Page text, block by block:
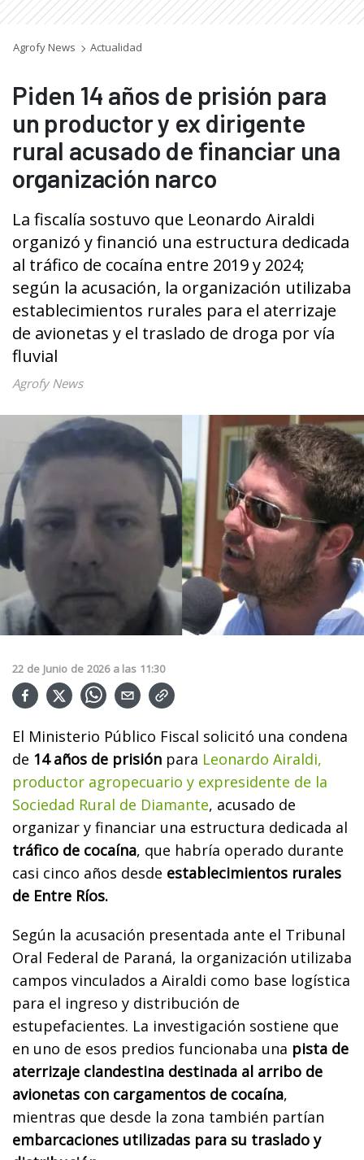
Agrofy News Actualidad
Piden 14 años de prisión para
un productor y ex dirigente
rural acusado de financiar una
organización narco
La fiscalía sostuvo que Leonardo Airaldi
organizó y financió una estructura dedicada
al tráfico de cocaína entre 2019 y 2024;
según la acusación, la organización utilizaba
establecimientos rurales para el aterrizaje
de avionetas y el traslado de droga por vía
fluvial
Agrofy News
22 de Junio de 2026 a las 11:30
El Ministerio Público Fiscal solicitó una condena
de 14 años de prisión para Leonardo Airaldi,
productor agropecuario y expresidente de la
Sociedad Rural de Diamante, acusado de
organizar y financiar una estructura dedicada al
tráfico de cocaína, que habría operado durante
casi cinco años desde establecimientos rurales
de Entre Ríos.
Según la acusación presentada ante el Tribunal
Oral Federal de Paraná, la organización utilizaba
campos vinculados a Airaldi como base logística
para el ingreso y distribución de
estupefacientes. La investigación sostiene que
en uno de esos predios funcionaba una pista de
aterrizaje clandestina destinada al arribo de
avionetas con cargamentos de cocaína,
mientras que desde la zona también partían
embarcaciones utilizadas para su traslado y